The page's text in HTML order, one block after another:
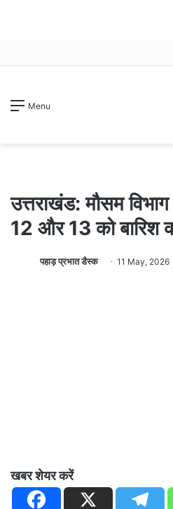
Menu
उत्तराखंड: मौसम
12 और 13 को बारिश
पहाड़ प्रभात डैस्क 11 May, 2026
खबर शेयर करें